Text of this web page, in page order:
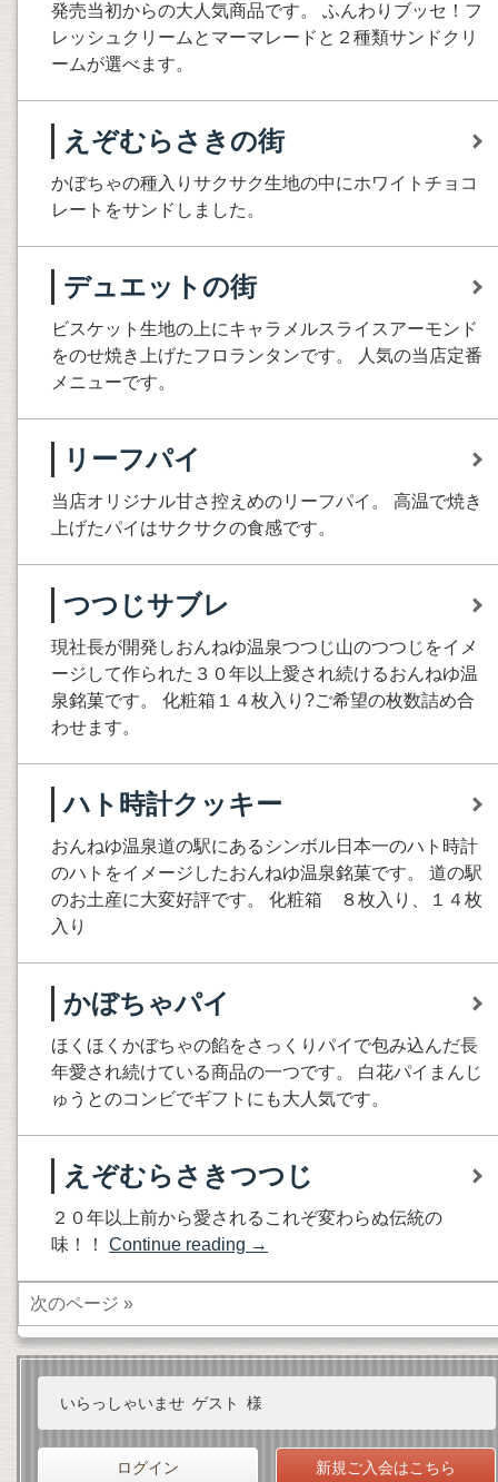
発売当初からの大人気商品です。 ふんわりブッセ！フ
レッシュクリームとマーマレードと２種類サンドクリ
ームが選べます。
えぞむらさきの街
かぼちゃの種入りサクサク生地の中にホワイトチョコ
レートをサンドしました。
デュエットの街
ビスケット生地の上にキャラメルスライスアーモンド
をのせ焼き上げたフロランタンです。 人気の当店定番
メニューです。
リーフパイ
当店オリジナル甘さ控えめのリーフパイ。 高温で焼き
上げたパイはサクサクの食感です。
つつじサブレ
現社長が開発しおんねゆ温泉つつじ山のつつじをイメ
ージして作られた３０年以上愛され続けるおんねゆ温
泉銘菓です。 化粧箱１４枚入り?ご希望の枚数詰め合
わせます。
ハト時計クッキー
おんねゆ温泉道の駅にあるシンボル日本一のハト時計
のハトをイメージしたおんねゆ温泉銘菓です。 道の駅
のお土産に大変好評です。 化粧箱 ８枚入り、１４枚
入り
かぼちゃパイ
ほくほくかぼちゃの餡をさっくりパイで包み込んだ長
年愛され続けている商品の一つです。 白花パイまんじ
ゅうとのコンビでギフトにも大人気です。
えぞむらさきつつじ
２０年以上前から愛されるこれぞ変わらぬ伝統の
味！！ Continue reading →
次のページ »
いらっしゃいませ ゲスト 様
ログイン 新規ご入会はこちら